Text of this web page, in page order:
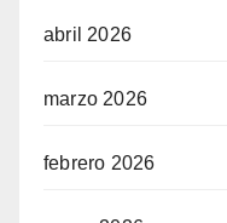
abril 2026
marzo 2026
febrero 2026